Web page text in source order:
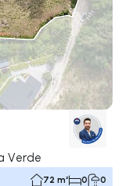
Verde
72 m² 0 0